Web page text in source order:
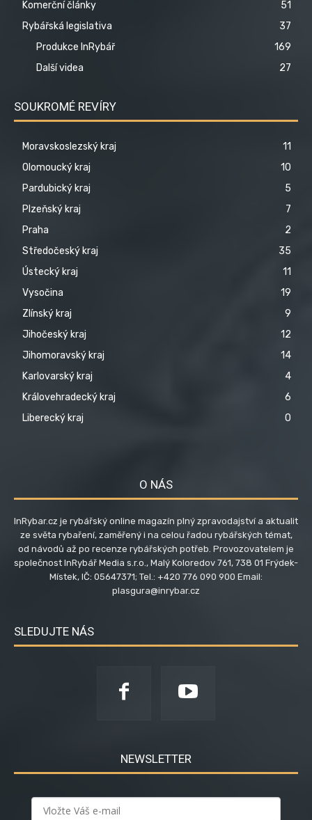
Komerční články
51
Rybářská legislativa
37
Produkce InRybář
169
Další videa
27
SOUKROMÉ REVÍRY
Moravskoslezský kraj
11
Olomoucký kraj
10
Pardubický kraj
5
Plzeňský kraj
7
Praha
2
Středočeský kraj
35
Ústecký kraj
11
Vysočina
19
Zlínský kraj
9
Jihočeský kraj
12
Jihomoravský kraj
14
Karlovarský kraj
4
Královehradecký kraj
6
Liberecký kraj
0
O NÁS
InRybar.cz je rybářský online magazín plný zpravodajství a aktualit
ze světa rybaření, zaměřený i na celou řadou rybářských témat,
od návodů až po recenze rybářských potřeb. Provozovatelem je
společnost InRybář Media s.r.o., Malý Koloredov 761, 738 01 Frýdek-
Místek, IČ: 05647371; Tel.: +420 776 090 900 Email:
plasgura@inrybar.cz
SLEDUJTE NÁS
NEWSLETTER